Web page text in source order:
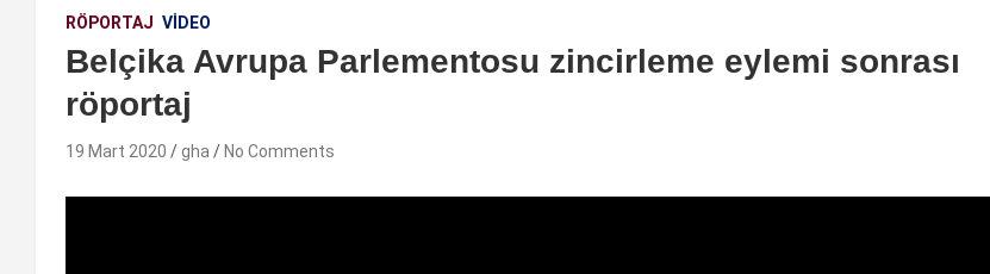
RÖPORTAJ VIDEO
Belçika Avrupa Parlementosu zincirleme eylemi sonrası
röportaj
19 Mart 2020 gha No Comments